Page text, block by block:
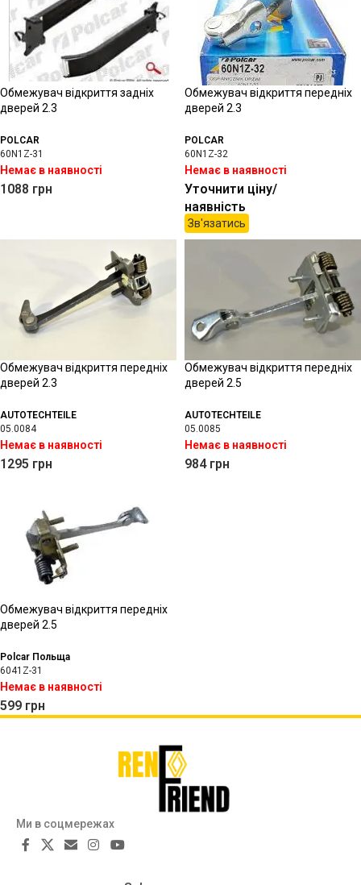
Обмежувач відкриття задніх
дверей 2.3
POLCAR
60N1Z-31
Немає в наявності
1088 грн
Обмежувач відкриття передніх
дверей 2.3
POLCAR
60N1Z-32
Немає в наявності
Уточнити ціну/
наявність
Зв'язатись
Обмежувач відкриття передніх
дверей 2.3
AUTOTECHTEILE
05.0084
Немає в наявності
1295 грн
Обмежувач відкриття передніх
дверей 2.5
AUTOTECHTEILE
05.0085
Немає в наявності
984 грн
Обмежувач відкриття передніх
дверей 2.5
Polcar Польща
6041Z-31
Немає в наявності
599 грн
Ми в соцмережах